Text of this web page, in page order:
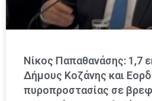
Νίκος Παπαθανάσης: 1,7
Δήμους Κοζάνης και
πυροπροστασίας σε